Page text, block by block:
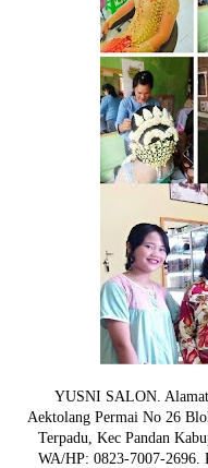
YUSNI SALON.
Aektolang Permai No 26
Terpadu, Kec Pandan
WA/HP: 0823-7007-2696.